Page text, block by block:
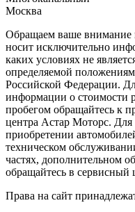
Москва
Обращаем ваше внимание
носит исключительно
каких условиях не
определяемой
Российской Федерации.
информации о стоимости
пробегом обращайтесь к
центра Астар Моторс.
приобретении
техническом
частях, дополнительном
обращайтесь в сервисный
Права на сайт